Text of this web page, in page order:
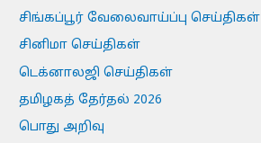
சிங்கப்பூர் வேலைவாய்ப்பு செய்திகள்
சினிமா செய்திகள்
டெக்னாலஜி செய்திகள்
தமிழகத் தேர்தல் 2026
பொது அறிவு